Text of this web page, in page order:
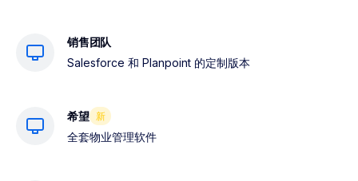
销售团队
Salesforce 和 Planpoint 的定制版本
希望 新
全套物业管理软件